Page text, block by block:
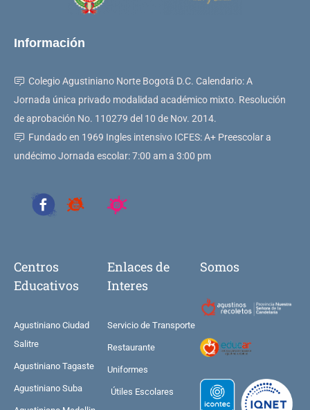
Información
Colegio Agustiniano Norte Bogotá D.C. Calendario: A
Jornada única privado modalidad académico mixto. Resolución
de aprobación No. 110279 del 10 de Nov. 2014.
Fundado en 1969 Ingles intensivo ICFES: A+ Preescolar a
undécimo Jornada escolar: 7:00 am a 3:00 pm
Centros
Educativos
Agustiniano Ciudad
Salitre
Agustiniano Tagaste
Agustiniano Suba
Enlaces de
Interes
Servicio de Transporte
Restaurante
Uniformes
Útiles Escolares
Somos